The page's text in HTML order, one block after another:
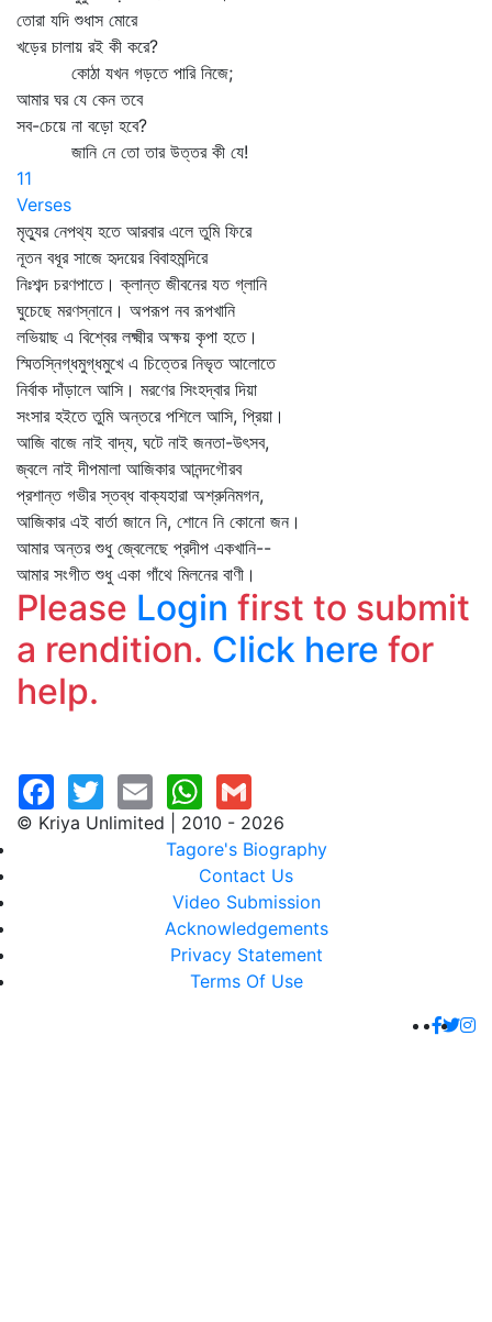
তোরা যদি শুধাস মোরে
খড়ের চালায় রই কী করে?
কোঠা যখন গড়তে পারি নিজে;
আমার ঘর যে কেন তবে
সব-চেয়ে না বড়ো হবে?
জানি নে তো তার উত্তর কী যে!
11
Verses
মৃত্যুর নেপথ্য হতে আরবার এলে তুমি ফিরে
নূতন বধূর সাজে হৃদয়ের বিবাহমন্দিরে
নিঃশব্দ চরণপাতে। ক্লান্ত জীবনের যত গ্লানি
ঘুচেছে মরণস্নানে। অপরূপ নব রূপখানি
লভিয়াছ এ বিশ্বের লক্ষ্মীর অক্ষয় কৃপা হতে।
স্মিতস্নিগ্ধমুগ্ধমুখে এ চিত্তের নিভৃত আলোতে
নির্বাক দাঁড়ালে আসি। মরণের সিংহদ্বার দিয়া
সংসার হইতে তুমি অন্তরে পশিলে আসি, প্রিয়া।
আজি বাজে নাই বাদ্য, ঘটে নাই জনতা-উৎসব,
জ্বলে নাই দীপমালা আজিকার আনন্দগৌরব
প্রশান্ত গভীর স্তব্ধ বাক্যহারা অশ্রুনিমগন,
আজিকার এই বার্তা জানে নি, শোনে নি কোনো জন।
আমার অন্তর শুধু জ্বেলেছে প্রদীপ একখানি--
আমার সংগীত শুধু একা গাঁথে মিলনের বাণী।
Please Login first to submit
a rendition. Click here for
help.
© Kriya Unlimited | 2010 - 2026
Tagore's Biography
Contact Us
Video Submission
Acknowledgements
Privacy Statement
Terms Of Use